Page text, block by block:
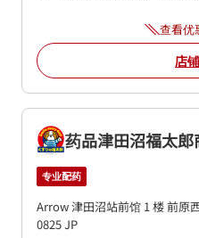
查看优
店
药品津田沼福太
专业配药
Arrow 津田沼站前馆 1 楼前原
0825JP